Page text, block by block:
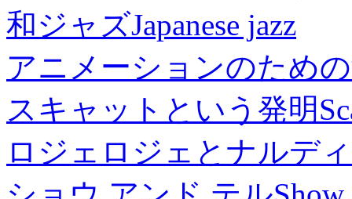
和ジャズJapanese jazz
アニメーションのため
スキャットという発明
ロジェロジェとナルデ